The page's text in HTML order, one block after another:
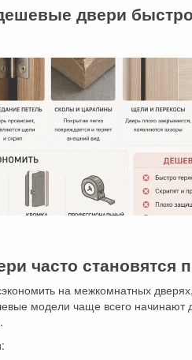
двери
часто становятся
на межкомнатных
модели чаще всего начинают